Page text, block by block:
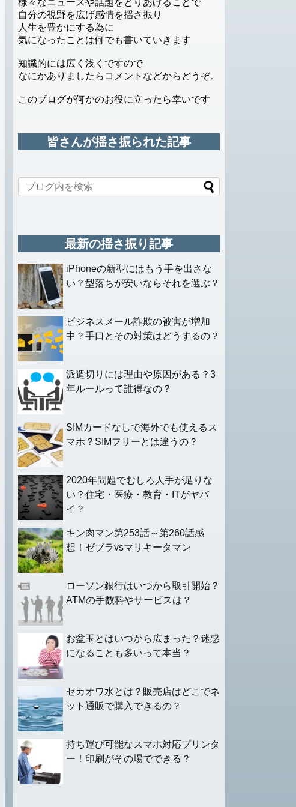
様々なニュースや話題をとりあげることで
自分の視野を広げ感情を揺さ振り
人生を豊かにする為に
気になったことは何でも書いていきます
知識的には広く浅くですので
なにかありましたらコメントなどからどうぞ。
このブログが何かのお役に立ったら幸いです
皆さんが揺さ振られた記事
最新の揺さ振り記事
iPhoneの新型にはもう手を出さな
い？型落ちが安いならそれを選ぶ？
ビジネスメール詐欺の被害が増加
中？手口とその対策はどうするの？
派遣切りには理由や原因がある？3
年ルールって誰得なの？
SIMカードなしで海外でも使えるス
マホ？SIMフリーとは違うの？
2020年問題でむしろ人手が足りな
い？住宅・医療・教育・ITがヤバ
イ？
キン肉マン第253話～第260話感
想！ゼブラvsマリキータマン
ローソン銀行はいつから取引開始？
ATMの手数料やサービスは？
お盆玉とはいつから広まった？迷惑
になることも多いって本当？
セカオワ水とは？販売店はどこでネ
ット通販で購入できるの？
持ち運び可能なスマホ対応プリンタ
ー！印刷がその場でできる？